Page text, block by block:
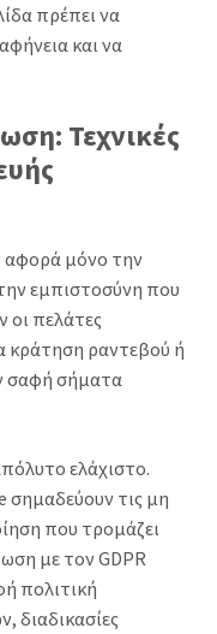
πρέπει να
και να
Τεχνικές
αφορά μόνο την
εμπιστοσύνη που
οι πελάτες
κράτηση ραντεβού ή
σαφή σήματα
ελάχιστο.
σημαδεύουν τις μη
που τρομάζει
με τον GDPR
πολιτική
διαδικασίες